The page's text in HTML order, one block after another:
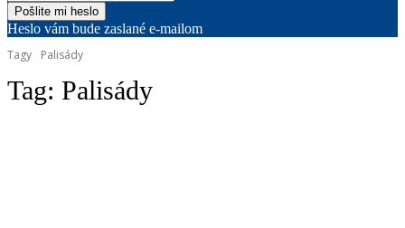
Heslo vám bude zaslané e-mailom
Tagy
Palisády
Tag: Palisády